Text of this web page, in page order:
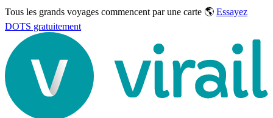
Tous les grands voyages commencent par une carte 🌎 Essayez
DOTS gratuitement